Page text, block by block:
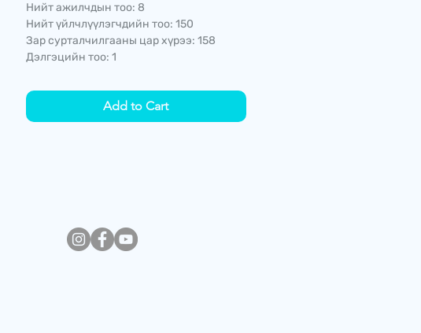
Нийт ажилчдын тоо: 8
Нийт үйлчлүүлэгчдийн тоо: 150
Зар сурталчилгааны цар хүрээ: 158
Дэлгэцийн тоо: 1
Add to Cart